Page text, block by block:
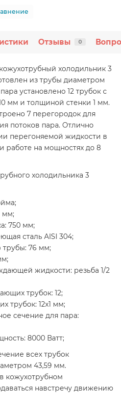
Отзывы 0
холодильник 3
из трубы диаметром
установлено 12 трубок с
мм и толщиной стенки 1 мм.
7 перегородок для
потоков пара. Отлично
перегоняемой жидкости в
работе на мощностях до 8
холодильника 3
мм;
750 мм;
сталь AISI 304;
76 мм;
жидкости: резьба 1/2
трубок: 12;
трубок: 12x1 мм;
сечение для пара:
8000 Ватт;
всех трубок
43,59 мм.
кожухотрубном
навстречу движению